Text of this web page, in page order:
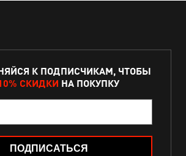
К ПОДПИСЧИКАМ, ЧТОБЫ
СКИДКИ НА ПОКУПКУ
ПОДПИСАТЬСЯ